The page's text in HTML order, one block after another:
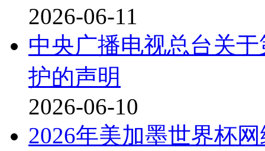
2026-06-11
中央广播电视总台关
护的声明
2026-06-10
2026年美加墨世界杯